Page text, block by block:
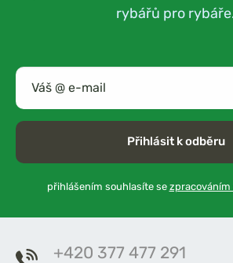
rybářů pro
Přihlásit k odběru
přihlášením souhlasíte se zpracováním
+420 377 477 291